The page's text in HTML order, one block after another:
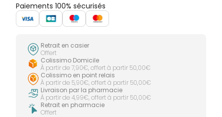
Paiements 100% sécurisés
Retrait en casier
Offert
Colissimo Domicile
À partir de 7,90€, offert à partir 50,00€
Colissimo en point relais
À partir de 5,90€, offert à partir 50,00€
Livraison par la pharmacie
À partir de 4,99€, offert à partir 50,00€
Retrait en pharmacie
Offert